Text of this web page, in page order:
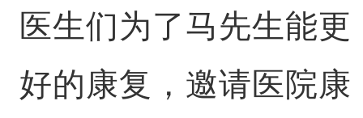
医生们为了马先生能更
好的康复，邀请医院康